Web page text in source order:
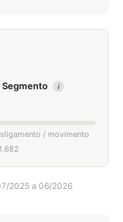
Segmento i
/ movimento
2025 a 06/2026